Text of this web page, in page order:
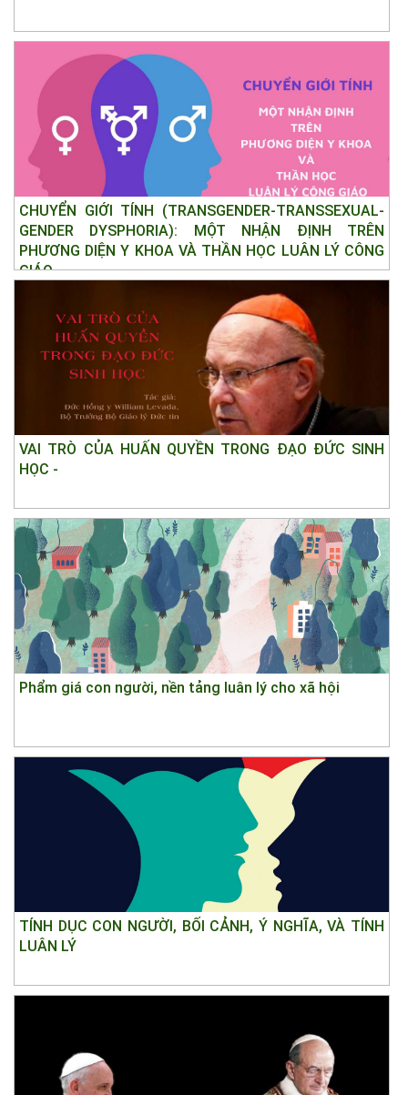
CHUYỂN GIỚI TÍNH (TRANSGENDER-TRANSSEXUAL-
GENDER DYSPHORIA): MỘT NHẬN ĐỊNH TRÊN
PHƯƠNG DIỆN Y KHOA VÀ THẦN HỌC LUÂN LÝ CÔNG
GIÁO
VAI TRÒ CỦA HUẤN QUYỀN TRONG ĐẠO ĐỨC SINH
HỌC -
Phẩm giá con người, nền tảng luân lý cho xã hội
TÍNH DỤC CON NGƯỜI, BỐI CẢNH, Ý NGHĨA, VÀ TÍNH
LUÂN LÝ